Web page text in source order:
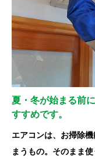
夏・冬が始まる前
すすめです。
エアコンは、お掃除
まうもの。そのまま